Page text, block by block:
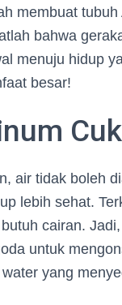
membuat
bahwa
menuju hidup
besar!
air tidak boleh
lebih sehat.
cairan.
untuk
yang